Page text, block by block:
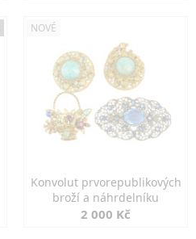
NOVÉ
Konvolut prvorepublikových
broží a náhrdelníku
2 000 Kč